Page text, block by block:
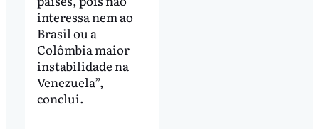
interessa nem ao
Brasil ou a
Colômbia maior
instabilidade na
Venezuela”,
conclui.